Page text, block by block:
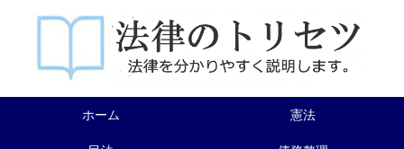
ホーム 憲法